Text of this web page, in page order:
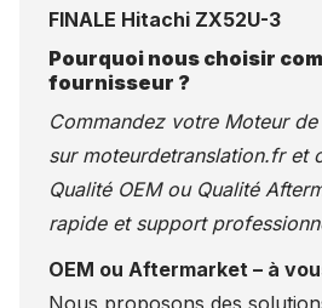
FINALE Hitachi ZX52U-3
Pourquoi nous choisir
fournisseur ?
Commandez votre Moteur
sur moteurdetranslation.fret
Qualité OEM ou Qualité
rapide et support
OEM ou Aftermarket – à